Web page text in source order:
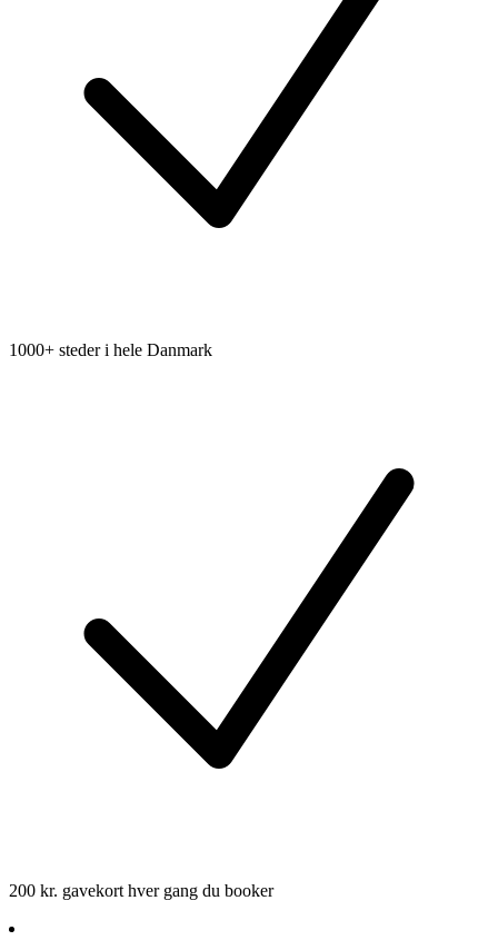
1000+ steder i hele Danmark
200 kr. gavekort hver gang du booker